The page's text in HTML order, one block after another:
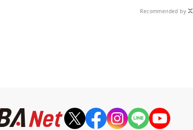
Recommended by